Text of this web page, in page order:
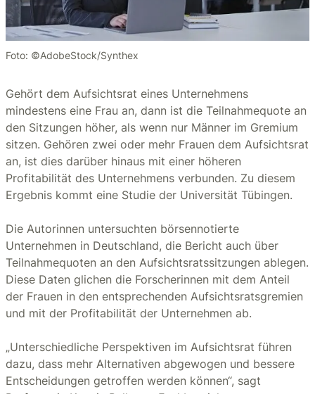
Foto: ©AdobeStock/Synthex
Gehört dem Aufsichtsrat eines Unternehmens
mindestens eine Frau an, dann ist die Teilnahmequote an
den Sitzungen höher, als wenn nur Männer im Gremium
sitzen. Gehören zwei oder mehr Frauen dem Aufsichtsrat
an, ist dies darüber hinaus mit einer höheren
Profitabilität des Unternehmens verbunden. Zu diesem
Ergebnis kommt eine Studie der Universität Tübingen.
Die Autorinnen untersuchten börsennotierte
Unternehmen in Deutschland, die Bericht auch über
Teilnahmequoten an den Aufsichtsratssitzungen ablegen.
Diese Daten glichen die Forscherinnen mit dem Anteil
der Frauen in den entsprechenden Aufsichtsratsgremien
und mit der Profitabilität der Unternehmen ab.
„Unterschiedliche Perspektiven im Aufsichtsrat führen
dazu, dass mehr Alternativen abgewogen und bessere
Entscheidungen getroffen werden können“, sagt